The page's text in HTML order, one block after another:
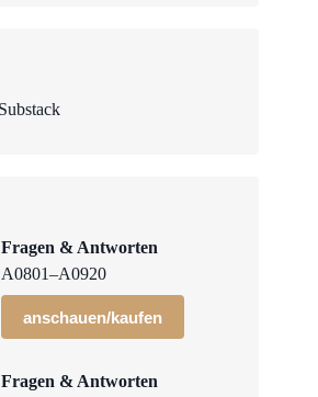
Fragen & Antworten
A0801–A0920
anschauen/kaufen
Fragen & Antworten